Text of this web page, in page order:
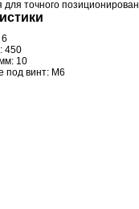
для точного
450
10
под винт: М6